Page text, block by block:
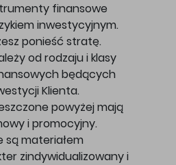
finansowe
inwestycyjnym.
ponieść stratę.
od rodzaju i klasy
będących
Klienta.
powyżej mają
i promocyjny.
materiałem
zindywidualizowany i